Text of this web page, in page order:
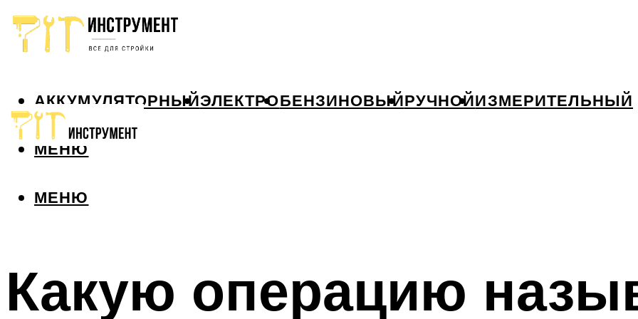
АККУМУЛЯТОРНЫЙЭЛЕКТРОБЕНЗИНОВЫЙРУЧНОЙИЗМЕРИТЕЛЬНЫЙ
МЕНЮ
МЕНЮ
Какую операцию